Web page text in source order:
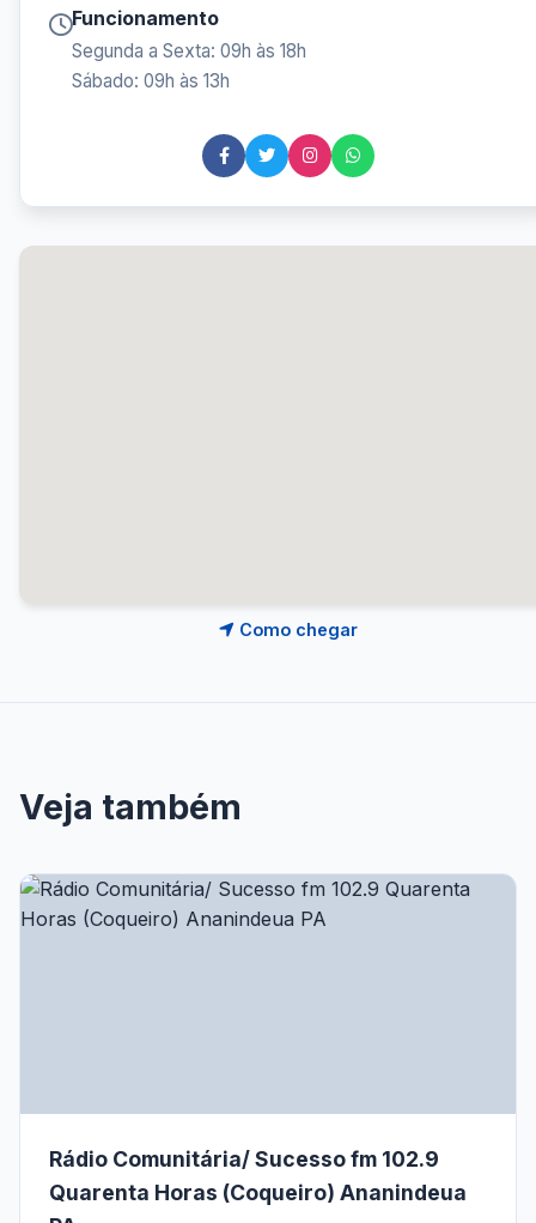
Funcionamento
Segunda a Sexta: 09h às 18h
Sábado: 09h às 13h
Como chegar
Veja também
Rádio Comunitária/ Sucesso fm 102.9
Quarenta Horas (Coqueiro) Ananindeua